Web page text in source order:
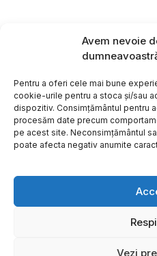
Avem nevoie
Pentru a oferi cele mai bune
cookie-urile pentru a stoca și/sau
dispozitiv. Consimțământul pentru
procesăm date precum
pe acest site. Neconsimțământul
poate afecta negativ anumite
Vezi